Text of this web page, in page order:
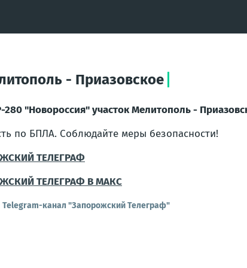
- Приазовское
280 "Новороссия" участок Мелитополь -
по БПЛА. Соблюдайте меры безопасности!
ТЕЛЕГРАФ
ТЕЛЕГРАФ В МАКС
Telegram-канал "Запорожский Телеграф"